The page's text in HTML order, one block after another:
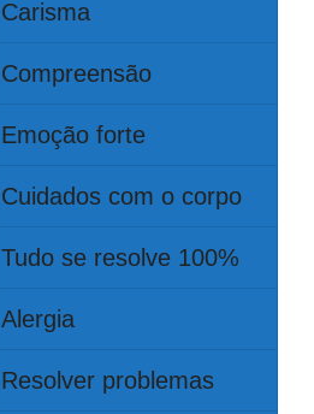
Carisma
Compreensão
Emoção forte
Cuidados com o corpo
Tudo se resolve 100%
Alergia
Resolver problemas